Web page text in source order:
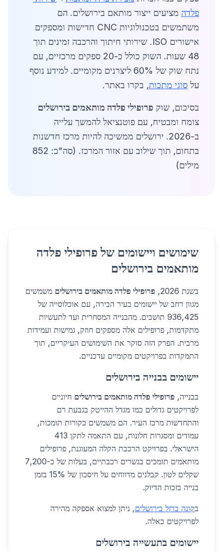
פלדה מציעים ייצור מותאם בירושלים. הם
משתמשים בטכנולוגיות CNC חדישות ומספקים
אישורים ISO. שירותי חיתוך והרכבה זמינים תוך
48 שעות. השוק כולל כ-20 ספקים מרכזיים, עם
נתח שוק של 60% ליצרנים מקומיים. למידע נוסף
על סוגי מתכות, בקרו באתר.
בסיכום, שוק פרופילי פלדה מותאמים בירושלים
צומח ומבטיח, עם פוטנציאל להמשך עלייה
ב-2026. ירושלים ממשיכה להיות מרכז חדשנות
בתחום, תוך שילוב עם אזור המרכז. (סה"כ: 852
מילים)
שימושים ויישומים של פרופילי פלדה
מותאמים בירושלים
בשנת 2026, פרופילי פלדה מותאמים בירושלים משמשים
מגוון רחב של יישומים בעיר הבירה, עם אוכלוסייה של
936,425 תושבים. מהבנייה המסחרית ועד לתעשיות
מתקדמות, פרופילים אלה מספקים חוזק, גמישות ועמידות
מרבית. הפרק הזה סוקר את השימושים העיקריים, תוך
התמקדות בפרויקטים מקומיים עדכניים.
יישומים בבנייה בירושלים
בבנייה, פרופילי פלדה מותאמים בירושלים חיוניים
לפרויקטים גדולים כמו מגדל ההייטק בגבעת רם
והתחדשות מרכז העיר. הם משמשים כקורות תומכות,
עמודים ומסגרות חלונות, עם התאמה לתקן 413
הישראלי. בפרויקט הרכבת הקלה המעוגנת, פרופילים
מותאמים תומכים בגשרים רכבתיים, בעלות של כ-7,200
שקלים לטון. קבלנים מדווחים על חיסכון של 15% בזמן
בנייה בזכות הדיוק.
בקונה ברזל בירושלים, ניתן למצוא אספקה מהירה
לפרויקטים כאלה.
יישומים בתעשייה בירושלים